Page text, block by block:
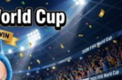
中心